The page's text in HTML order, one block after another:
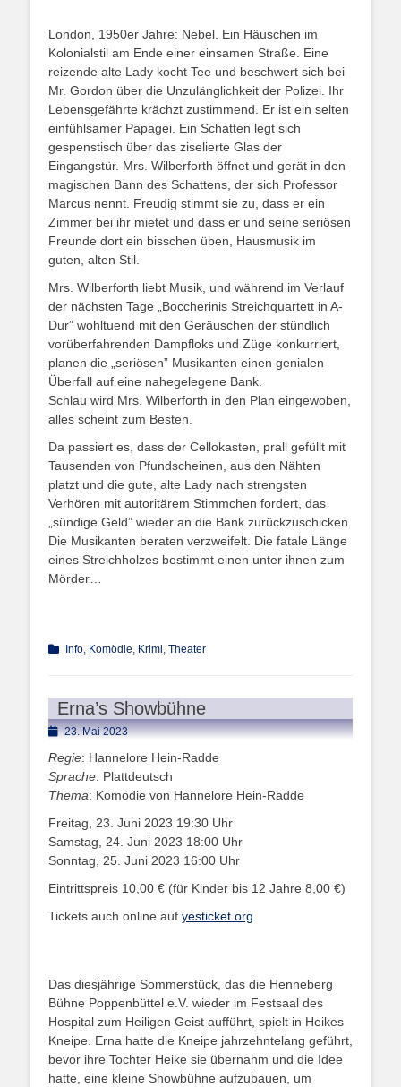
London, 1950er Jahre: Nebel. Ein Häuschen im
Kolonialstil am Ende einer einsamen Straße. Eine
reizende alte Lady kocht Tee und beschwert sich bei
Mr. Gordon über die Unzulänglichkeit der Polizei. Ihr
Lebensgefährte krächzt zustimmend. Er ist ein selten
einfühlsamer Papagei. Ein Schatten legt sich
gespenstisch über das ziselierte Glas der
Eingangstür. Mrs. Wilberforth öffnet und gerät in den
magischen Bann des Schattens, der sich Professor
Marcus nennt. Freudig stimmt sie zu, dass er ein
Zimmer bei ihr mietet und dass er und seine seriösen
Freunde dort ein bisschen üben, Hausmusik im
guten, alten Stil.
Mrs. Wilberforth liebt Musik, und während im Verlauf
der nächsten Tage „Boccherinis Streichquartett in A-
Dur” wohltuend mit den Geräuschen der stündlich
vorüberfahrenden Dampfloks und Züge konkurriert,
planen die „seriösen” Musikanten einen genialen
Überfall auf eine nahegelegene Bank.
Schlau wird Mrs. Wilberforth in den Plan eingewoben,
alles scheint zum Besten.
Da passiert es, dass der Cellokasten, prall gefüllt mit
Tausenden von Pfundscheinen, aus den Nähten
platzt und die gute, alte Lady nach strengsten
Verhören mit autoritärem Stimmchen fordert, das
„sündige Geld” wieder an die Bank zurückzuschicken.
Die Musikanten beraten verzweifelt. Die fatale Länge
eines Streichholzes bestimmt einen unter ihnen zum
Mörder…
Kategorien
Info Komödie Krimi Theater
Erna’s Showbühne
Posted23. Mai 2023
Regie: Hannelore Hein-Radde
Sprache: Plattdeutsch
Thema: Komödie von Hannelore Hein-Radde
Freitag, 23. Juni 2023 19:30 Uhr
Samstag, 24. Juni 2023 18:00 Uhr
Sonntag, 25. Juni 2023 16:00 Uhr
Eintrittspreis 10,00 € (für Kinder bis 12 Jahre 8,00 €)
Tickets auch online auf yesticket.org
Das diesjährige Sommerstück, das die Henneberg
Bühne Poppenbüttel e.V. wieder im Festsaal des
Hospital zum Heiligen Geist aufführt, spielt in Heikes
Kneipe. Erna hatte die Kneipe jahrzehntelang geführt,
bevor ihre Tochter Heike sie übernahm und die Idee
hatte, eine kleine Showbühne aufzubauen, um